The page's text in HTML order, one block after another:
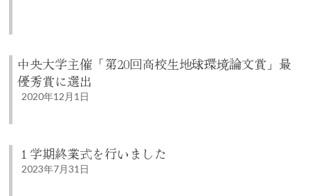
中央大学主催「第20回高校生地球環境論文賞」最
優秀賞に選出
2020年12月1日
１学期終業式を行いました
2023年7月31日